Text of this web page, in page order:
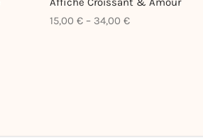
15,00 €– 34,00 €